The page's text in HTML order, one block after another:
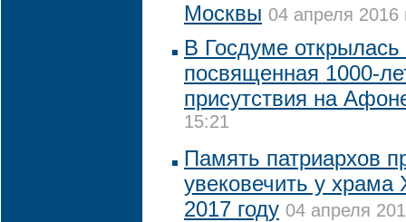
Москвы 04 апреля 2016
В Госдуме
посвященная 1000-
присутствия на
15:21
Память патриархов
увековечить у храма
2017 году 04 апреля